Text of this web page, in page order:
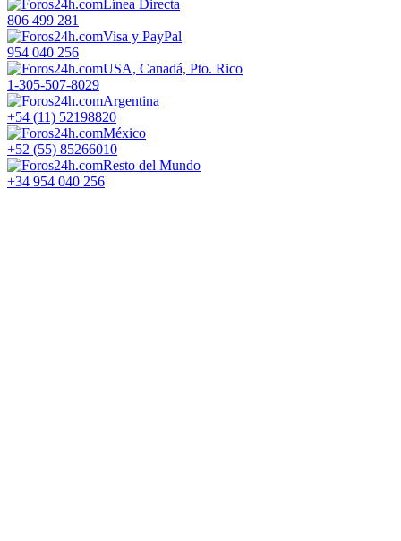
Línea Directa
806 499 281
Visa y PayPal
954 040 256
USA, Canadá, Pto. Rico
1-305-507-8029
Argentina
+54 (11) 52198820
México
+52 (55) 85266010
Resto del Mundo
+34 954 040 256